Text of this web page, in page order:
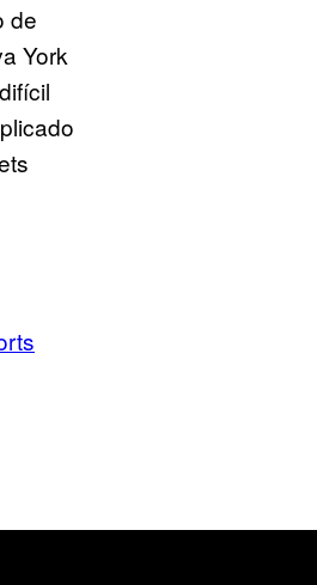
de
York